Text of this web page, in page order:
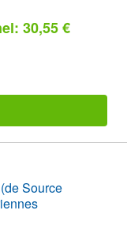
30,55 €
Source